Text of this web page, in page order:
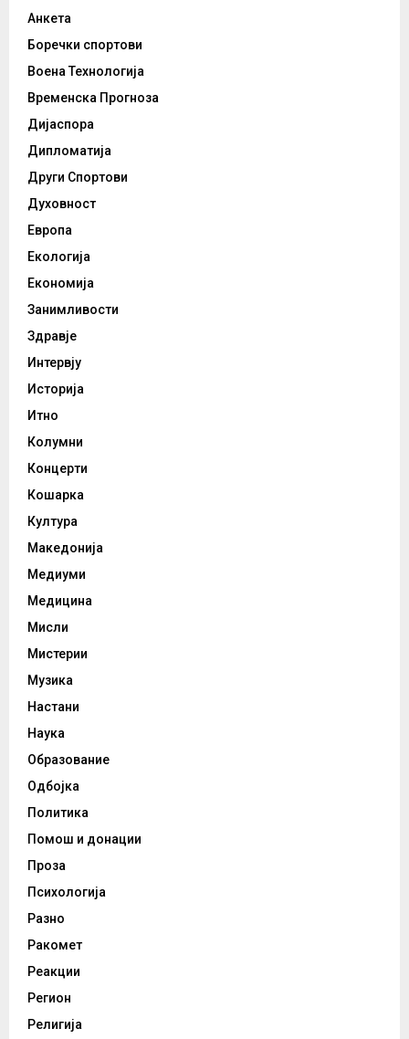
Анкета
Боречки спортови
Воена Технологија
Временска Прогноза
Дијаспора
Дипломатија
Други Спортови
Духовност
Европа
Екологија
Економија
Занимливости
Здравје
Интервју
Историја
Итно
Колумни
Концерти
Кошарка
Култура
Македонија
Медиуми
Медицина
Мисли
Мистерии
Музика
Настани
Наука
Образование
Одбојка
Политика
Помош и донации
Проза
Психологија
Разно
Ракомет
Реакции
Регион
Религија